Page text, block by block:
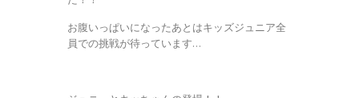
お腹いっぱいになったあとはキッズジュニア全
員での挑戦が待っています…